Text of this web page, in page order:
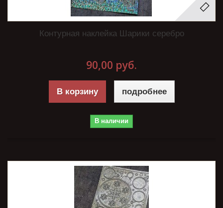
Контурная наклейка Шарики серебро
90,00 руб.
В корзину подробнее
В наличии